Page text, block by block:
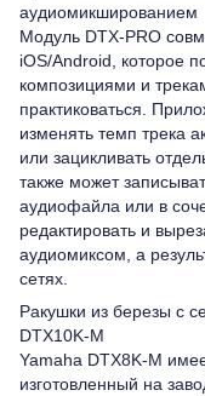
аудиомикшированием
Модуль DTX-PRO
iOS/Android, которое
композициями и
практиковаться.
изменять темп трека
или зацикливать
также может
аудиофайла или в
редактировать и
аудиомиксом, а
сетях.
Ракушки из березы с
DTX10K-M
Yamaha DTX8K-M
изготовленный на